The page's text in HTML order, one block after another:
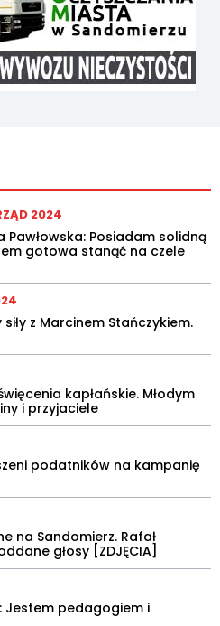
2024
Pawłowska: Posiadam solidną
gotowa stanąć na czele
siły z Marcinem Stańczykiem.
kapłańskie. Młodym
i przyjaciele
podatników na kampanię
na Sandomierz. Rafał
głosy [ZDJĘCIA]
Jestem pedagogiem i